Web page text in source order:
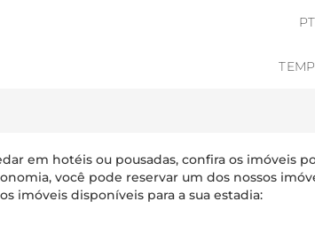
PT
em hotéis ou pousadas, confira os imóveis
você pode reservar um dos nossos
imóveis disponíveis para a sua estadia: